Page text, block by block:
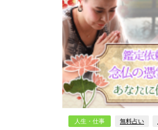
人生・仕事 無料占い